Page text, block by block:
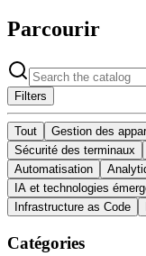
Parcourir
Filters
Tout Gestion des
Sécurité des terminaux
Automatisation
IA et technologies
Infrastructure as Code
Catégories